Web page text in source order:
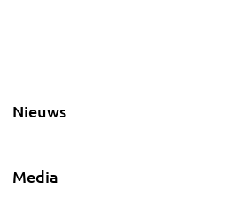
Nieuws
Media